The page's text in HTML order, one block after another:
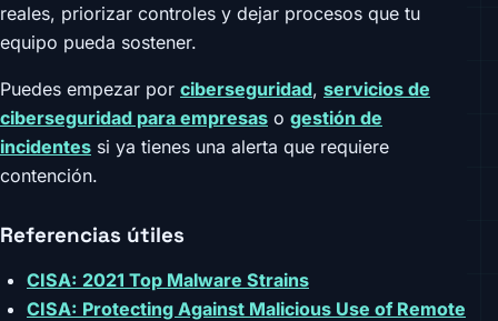
reales, priorizar controles y dejar procesos que tu
equipo pueda sostener.
Puedes empezar por ciberseguridad, servicios de
ciberseguridad para empresas o gestión de
incidentes si ya tienes una alerta que requiere
contención.
Referencias útiles
CISA: 2021 Top Malware Strains
CISA: Protecting Against Malicious Use of Remote